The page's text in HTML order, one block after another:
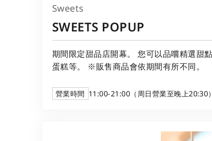
Sweets
SWEETS POPUP
期間限定甜品店開幕。 您可以品嚐精選甜
蛋糕等。 ※販售商品會依期間有所不同。
營業時間 11:00-21:00（周日營業至晚上20:30）